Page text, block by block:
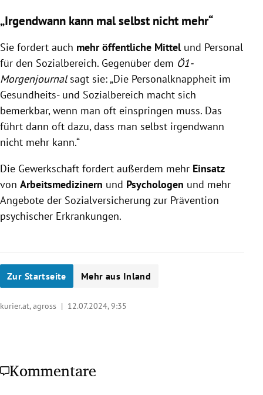
„Irgendwann kann mal selbst nicht mehr“
Sie fordert auch mehr öffentliche Mittel und Personal
für den Sozialbereich. Gegenüber dem Ö1-
Morgenjournalsagt sie: „Die Personalknappheit im
Gesundheits- und Sozialbereich macht sich
bemerkbar, wenn man oft einspringen muss. Das
führt dann oft dazu, dass man selbst irgendwann
nicht mehr kann.“
Die Gewerkschaft fordert außerdem mehr Einsatz
von Arbeitsmedizinern und Psychologen und mehr
Angebote der Sozialversicherung zur Prävention
psychischer Erkrankungen.
Zur Startseite Mehr aus Inland
kurier.at, agross | 12.07.2024, 9:35
Kommentare